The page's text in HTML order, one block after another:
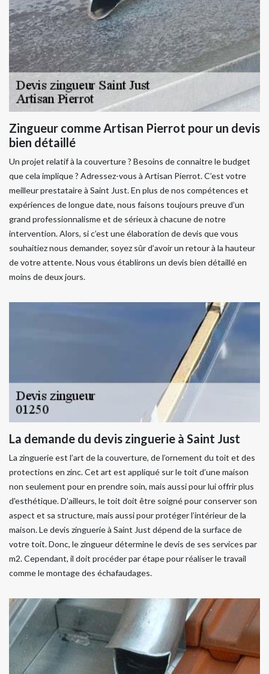
Zingueur comme Artisan Pierrot pour un devis
bien détaillé
Un projet relatif à la couverture ? Besoins de connaitre le budget
que cela implique ? Adressez-vous à Artisan Pierrot. C’est votre
meilleur prestataire à Saint Just. En plus de nos compétences et
expériences de longue date, nous faisons toujours preuve d’un
grand professionnalisme et de sérieux à chacune de notre
intervention. Alors, si c’est une élaboration de devis que vous
souhaitiez nous demander, soyez sûr d’avoir un retour à la hauteur
de votre attente. Nous vous établirons un devis bien détaillé en
moins de deux jours.
La demande du devis zinguerie à Saint Just
La zinguerie est l’art de la couverture, de l’ornement du toit et des
protections en zinc. Cet art est appliqué sur le toit d’une maison
non seulement pour en prendre soin, mais aussi pour lui offrir plus
d'esthétique. D’ailleurs, le toit doit être soigné pour conserver son
aspect et sa structure, mais aussi pour protéger l’intérieur de la
maison. Le devis zinguerie à Saint Just dépend de la surface de
votre toit. Donc, le zingueur détermine le devis de ses services par
m2. Cependant, il doit procéder par étape pour réaliser le travail
comme le montage des échafaudages.